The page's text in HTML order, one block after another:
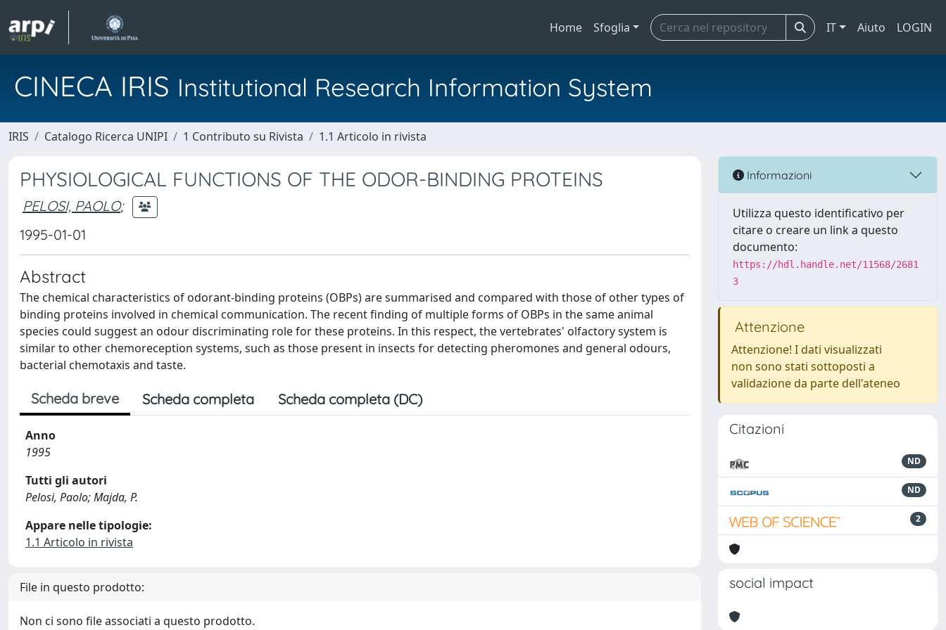
Home Sfoglia IT Aiuto LOGIN
CINECA IRIS Institutional Research Information System
IRIS Catalogo Ricerca UNIPI 1 Contributo su Rivista 1.1 Articolo in rivista
PHYSIOLOGICAL FUNCTIONS OF THE ODOR-BINDING PROTEINS
PELOSI, PAOLO;
1995-01-01
Abstract
The chemical characteristics of odorant-binding proteins (OBPs) are summarised and compared with those of other types of
binding proteins involved in chemical communication. The recent finding of multiple forms of OBPs in the same animal
species could suggest an odour discriminating role for these proteins. In this respect, the vertebrates' olfactory system is
similar to other chemoreception systems, such as those present in insects for detecting pheromones and general odours,
bacterial chemotaxis and taste.
Scheda breve Scheda completa Scheda completa (DC)
Anno
1995
Tutti gli autori
Pelosi, Paolo; Majda, P.
Appare nelle tipologie:
1.1 Articolo in rivista
File in questo prodotto:
Non ci sono file associati a questo prodotto.
Informazioni
Utilizza questo identificativo per
citare o creare un link a questo
documento:
https://hdl.handle.net/11568/2681
3
Attenzione
Attenzione! I dati visualizzati
non sono stati sottoposti a
validazione da parte dell'ateneo
Citazioni
ND
ND
2
social impact